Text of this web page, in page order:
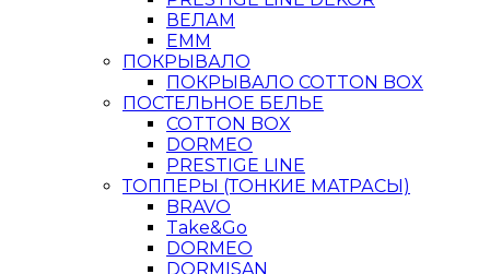
ВЕЛАМ
ЕММ
ПОКРЫВАЛО
ПОКРЫВАЛО COTTON BOX
ПОСТЕЛЬНОЕ БЕЛЬЕ
COTTON BOX
DORMEO
PRESTIGE LINE
ТОППЕРЫ (ТОНКИЕ МАТРАСЫ)
BRAVO
Take&Go
DORMEO
DORMISAN